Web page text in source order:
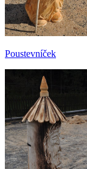
Poustevníček